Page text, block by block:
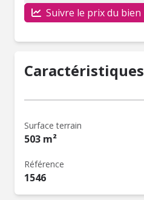
Suivre le prix du bien
Caractéristiques
Surface terrain
503 m²
Référence
1546